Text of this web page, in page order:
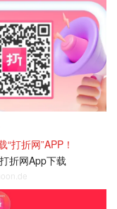
“打折网”APP！
打折网App下载